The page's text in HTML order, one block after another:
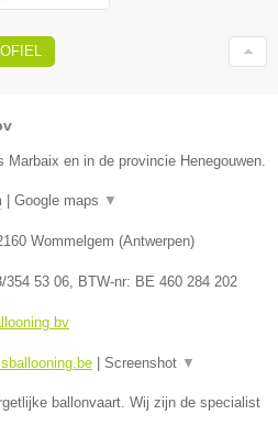
en in de provincie Henegouwen.
Google maps ▼
Wommelgem (Antwerpen)
354 53 06 , BTW-nr: BE 460 284 202
bv
Screenshot ▼
ballonvaart. Wij zijn de specialist